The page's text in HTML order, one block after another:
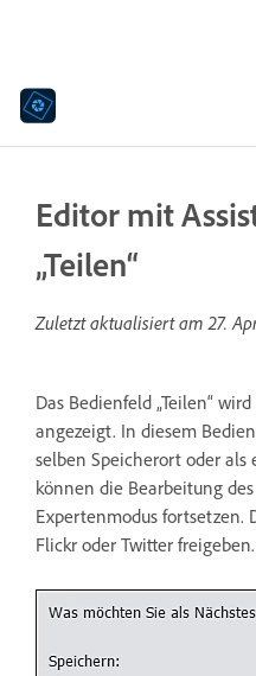
Editor mit
„Teilen“
Zuletzt aktualisiert am27.
Das Bedienfeld „Teilen“
angezeigt. In diesem
selben Speicherort oder als
können die Bearbeitung
Expertenmodus fortsetzen.
Flickr oder Twitter freigeben.